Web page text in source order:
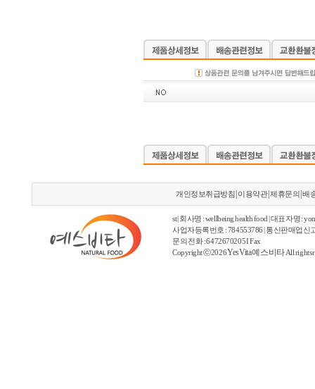
개인정보취급방침 이용약관|제휴문의 |배
st | 회사명 : wellbeing health food | 대표자명 :
사업자등록번호 : 784553786 | 통신판매업신
문의 전화 : 6472670205 I Fax
Copyright ⓒ2026YesVita 예스비타All rights